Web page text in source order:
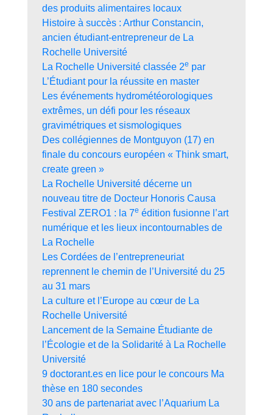
des produits alimentaires locaux
Histoire à succès : Arthur Constancin,
ancien étudiant-entrepreneur de La
Rochelle Université
La Rochelle Université classée 2e par
L’Étudiant pour la réussite en master
Les événements hydrométéorologiques
extrêmes, un défi pour les réseaux
gravimétriques et sismologiques
Des collégiennes de Montguyon (17) en
finale du concours européen « Think smart,
create green »
La Rochelle Université décerne un
nouveau titre de Docteur Honoris Causa
Festival ZERO1 : la 7e édition fusionne l’art
numérique et les lieux incontournables de
La Rochelle
Les Cordées de l’entrepreneuriat
reprennent le chemin de l’Université du 25
au 31 mars
La culture et l’Europe au cœur de La
Rochelle Université
Lancement de la Semaine Étudiante de
l’Écologie et de la Solidarité à La Rochelle
Université
9 doctorant.es en lice pour le concours Ma
thèse en 180 secondes
30 ans de partenariat avec l’Aquarium La